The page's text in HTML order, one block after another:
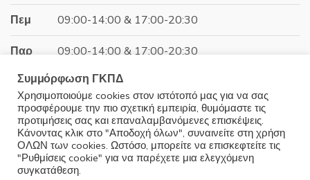
Πεμ 09:00-14:00 & 17:00-20:30
Παρ 09:00-14:00 & 17:00-20:30
Σαβ 09:00-15:00
Κυρ Κλειστά
Συμμόρφωση ΓΚΠΔ
Χρησιμοποιούμε cookies στον ιστότοπό μας για να σας
προσφέρουμε την πιο σχετική εμπειρία, θυμόμαστε τις
προτιμήσεις σας και επαναλαμβανόμενες επισκέψεις.
Κάνοντας κλικ στο "Αποδοχή όλων", συναινείτε στη χρήση
ΟΛΩΝ των cookies. Ωστόσο, μπορείτε να επισκεφτείτε τις
"Ρυθμίσεις cookie" για να παρέχετε μια ελεγχόμενη
συγκατάθεση.